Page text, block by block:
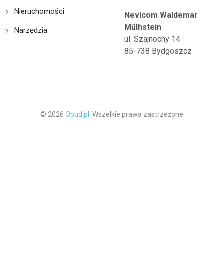
Nieruchomości
Narzędzia
Nevicom Waldemar
Műlhstein
ul. Szajnochy 14
85-738 Bydgoszcz
© 2026 Obud.pl. Wszelkie prawa zastrzeżone